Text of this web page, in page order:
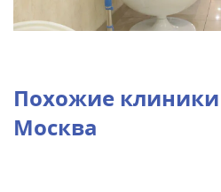
Похожие клиники
Москва